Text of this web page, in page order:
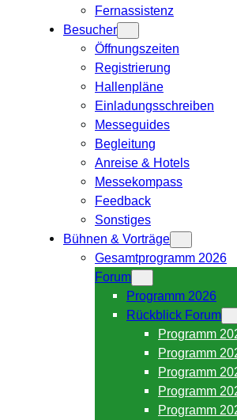
Fernassistenz
Besucher
Öffnungszeiten
Registrierung
Hallenpläne
Einladungsschreiben
Messeguides
Begleitung
Anreise & Hotels
Messekompass
Feedback
Sonstiges
Bühnen & Vorträge
Gesamtprogramm 2026
Forum
Programm 2026
Rückblick Forum
Programm
Programm
Programm
Programm
Programm